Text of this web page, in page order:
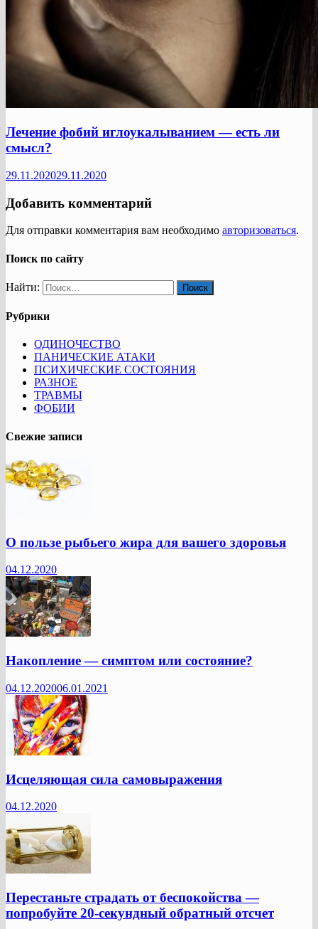
Лечение фобий иглоукалыванием — есть ли
смысл?
29.11.202029.11.2020
Добавить комментарий
Для отправки комментария вам необходимо авторизоваться.
Поиск по сайту
Найти:
Рубрики
ОДИНОЧЕСТВО
ПАНИЧЕСКИЕ АТАКИ
ПСИХИЧЕСКИЕ СОСТОЯНИЯ
РАЗНОЕ
ТРАВМЫ
ФОБИИ
Свежие записи
О пользе рыбьего жира для вашего здоровья
04.12.2020
Накопление — симптом или состояние?
04.12.202006.01.2021
Исцеляющая сила самовыражения
04.12.2020
Перестаньте страдать от беспокойства —
попробуйте 20-секундный обратный отсчет